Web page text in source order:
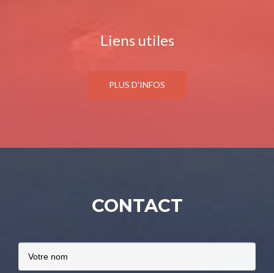
Liens utiles
PLUS D'INFOS
CONTACT